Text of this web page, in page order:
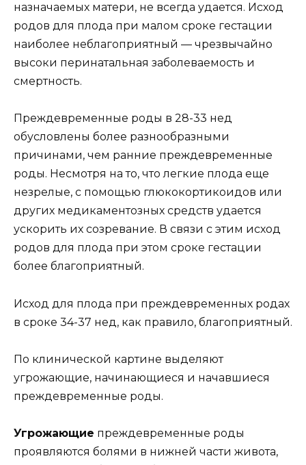
назначаемых матери, не всегда удается. Исход
родов для плода при малом сроке гестации
наиболее неблагоприятный — чрезвычайно
высоки перинатальная заболеваемость и
смертность.
Преждевременные роды в 28-33 нед
обусловлены более разнообразными
причинами, чем ранние преждевременные
роды. Несмотря на то, что легкие плода еще
незрелые, с помощью глюкокортикоидов или
других медикаментозных средств удается
ускорить их созревание. В связи с этим исход
родов для плода при этом сроке гестации
более благоприятный.
Исход для плода при преждевременных родах
в сроке 34-37 нед, как правило, благоприятный.
По клинической картине выделяют
угрожающие, начинающиеся и начавшиеся
преждевременные роды.
Угрожающие преждевременные роды
проявляются болями в нижней части живота,